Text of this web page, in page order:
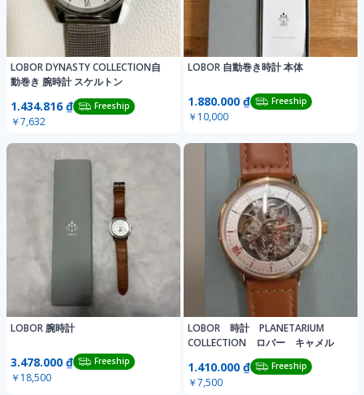
LOBOR DYNASTY COLLECTION自
動巻き 腕時計 スケルトン
1.434.816 ₫ Freeship
￥7,632
LOBOR 自動巻き時計 本体
1.880.000 ₫ Freeship
￥10,000
LOBOR 腕時計
3.478.000 ₫ Freeship
￥18,500
LOBOR 時計 PLANETARIUM
COLLECTION ロバー キャメル
1.410.000 ₫ Freeship
￥7,500